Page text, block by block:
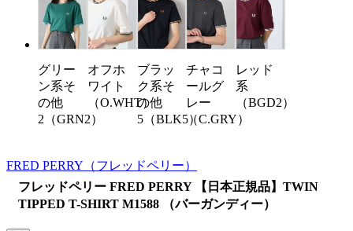
グリー
ン系そ
の他
2（GRN2）
オフホ
ワイト
（O.WHT）
ブラッ
ク系そ
の他
5（BLK5）
チャコ
ールグ
レー
（C.GRY）
レッド
系
（BGD2）
FRED PERRY （フレッドペリー）
フレッドペリー FRED PERRY 【日本正規品】TWIN
TIPPED T-SHIRT M1588 （バーガンディー）